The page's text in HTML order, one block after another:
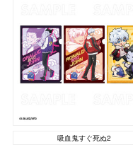
吸血鬼すぐ死ぬ2